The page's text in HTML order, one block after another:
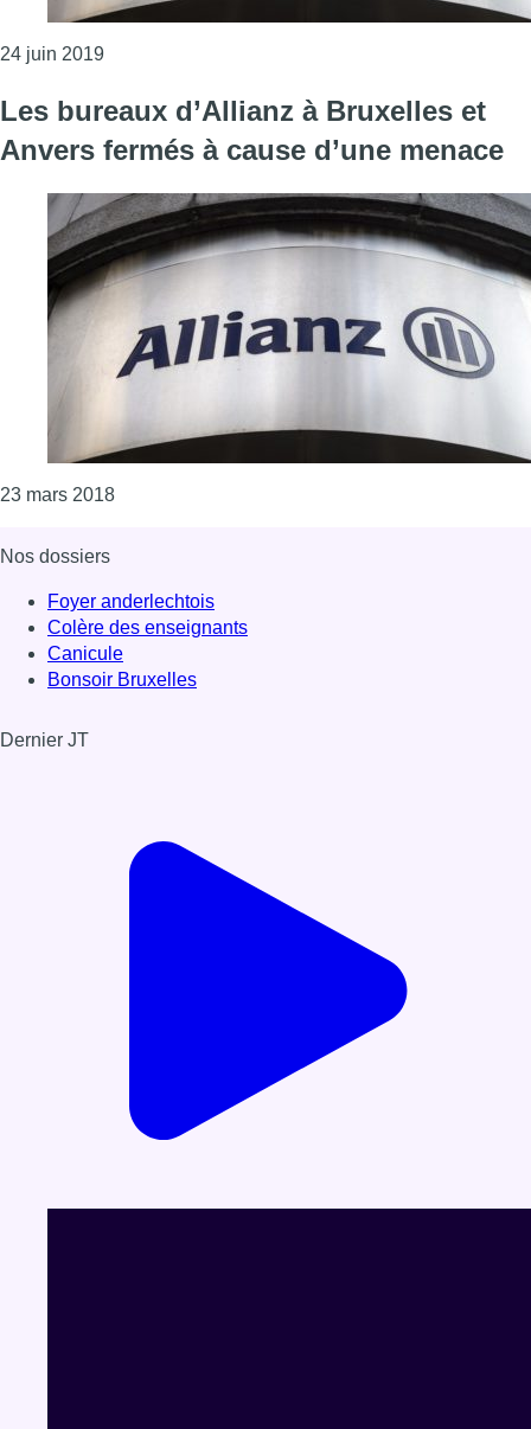
24 juin 2019Consulter l'article "Action syndicale devant le
Les bureaux d’Allianz à Bruxelles et
Anvers fermés à cause d’une menace
23 mars 2018Consulter l'article "Les bureaux d’Allianz à
Nos dossiers
Foyer anderlechtois
Colère des enseignants
Canicule
Bonsoir Bruxelles
Dernier JT